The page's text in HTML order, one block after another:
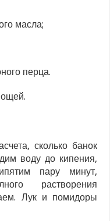
масла;
перца.
сколько банок
воду до кипения,
пару минут,
растворения
Лук и помидоры